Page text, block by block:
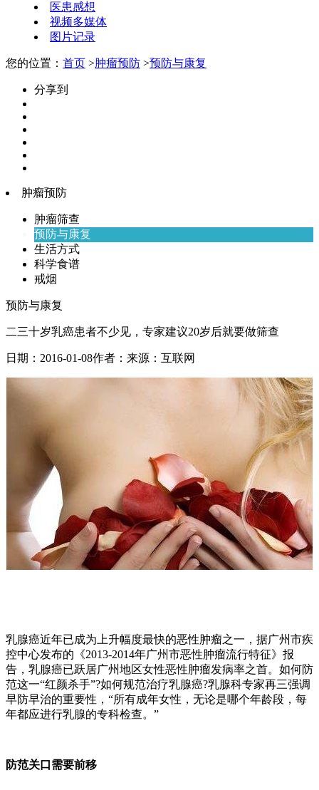
医患感想
视频多媒体
图片记录
您的位置： 首页 >肿瘤预防 >预防与康复
分享到
肿瘤预防
肿瘤筛查
预防与康复
生活方式
科学食谱
戒烟
预防与康复
二三十岁乳癌患者不少见，专家建议20岁后就要做筛查
日期： 2016-01-08作者： 来源： 互联网
乳腺癌近年已成为上升幅度最快的恶性肿瘤之一，据广州市疾
控中心发布的《2013-2014年广州市恶性肿瘤流行特征》报
告，乳腺癌已跃居广州地区女性恶性肿瘤发病率之首。如何防
范这一“红颜杀手”?如何规范治疗乳腺癌?乳腺科专家再三强调
早防早治的重要性，“所有成年女性，无论是哪个年龄段，每
年都应进行乳腺的专科检查。”
防范关口需要前移